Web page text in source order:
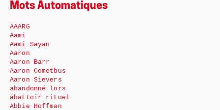
Mots Automatiques
AAARG
Aami
Aami Sayan
Aaron
Aaron Barr
Aaron Cometbus
Aaron Sievers
abandonné lors
abattoir rituel
Abbie Hoffman